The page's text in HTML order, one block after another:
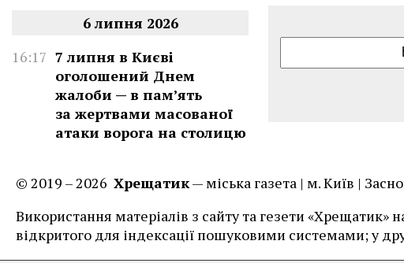
6 липня 2026
16:17 7 липня в Києві
оголошений Днем
жалоби — в памʼять
за жертвами масованої
атаки ворога на столицю
© 2019 – 2026 Хрещатик— міська газета | м. Київ |
Використання матеріалів з сайту та гезети
відкритого для індексації пошуковими системами; у